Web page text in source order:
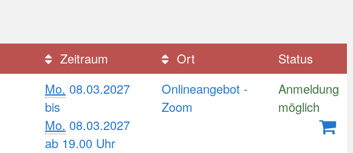
Zeitraum Ort
Status
Mo. 08.03.2027
bis
Mo. 08.03.2027
ab 19.00 Uhr
Onlineangebot -
Zoom
Anmeldung
möglich